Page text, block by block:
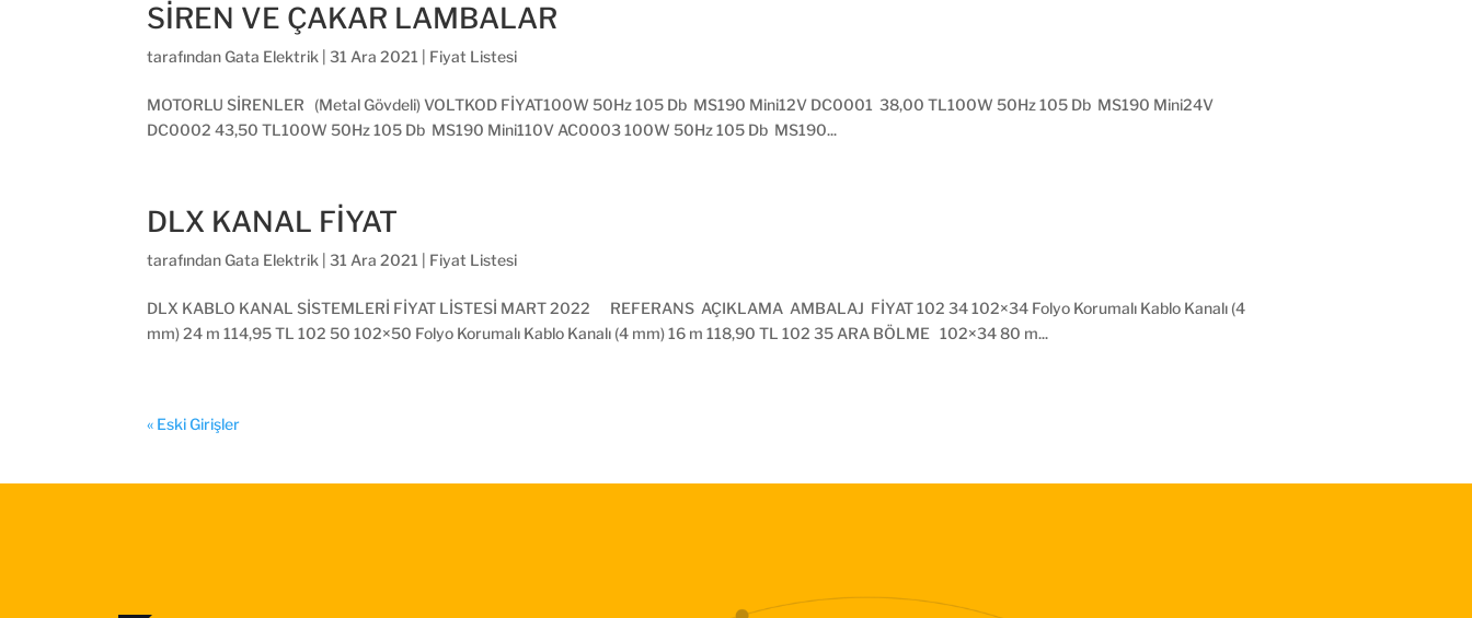
SİREN VE ÇAKAR LAMBALAR
tarafındanGata Elektrik |31 Ara 2021 Fiyat Listesi
MOTORLU SİRENLER (Metal Gövdeli) VOLTKOD FİYAT100W 50Hz 105 Db MS190 Mini12V DC0001 38,00 TL100W 50Hz 105 Db MS190 Mini24V
DC0002 43,50 TL100W 50Hz 105 Db MS190 Mini110V AC0003 100W 50Hz 105 Db MS190...
DLX KANAL FİYAT
tarafındanGata Elektrik |31 Ara 2021 Fiyat Listesi
DLX KABLO KANAL SİSTEMLERİ FİYAT LİSTESİ MART 2022 REFERANS AÇIKLAMA AMBALAJ FİYAT 102 34 102×34 Folyo Korumalı Kablo Kanalı (4
mm) 24 m 114,95 TL 102 50 102×50 Folyo Korumalı Kablo Kanalı (4 mm) 16 m 118,90 TL 102 35 ARA BÖLME 102×34 80 m...
« Eski Girişler